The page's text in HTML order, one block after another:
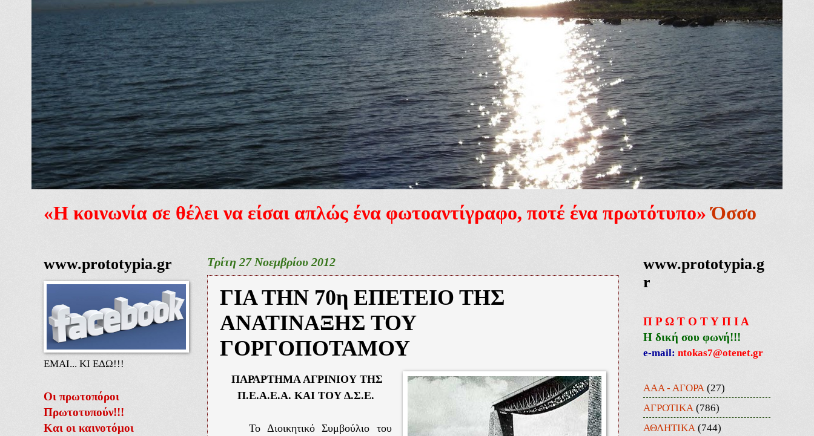
«Η κοινωνία σε θέλει να είσαι απλώς ένα φωτοαντίγραφο, ποτέ ένα πρωτότυπο» Όσσο
Τρίτη 27 Νοεμβρίου 2012
ΓΙΑ ΤΗΝ 70η ΕΠΕΤΕΙΟ ΤΗΣ
ΑΝΑΤΙΝΑΞΗΣ ΤΟΥ
ΓΟΡΓΟΠΟΤΑΜΟΥ
ΠΑΡΑΡΤΗΜΑ ΑΓΡΙΝΙΟΥ ΤΗΣ
Π.Ε.Α.Ε.Α. KAI TOY Δ.Σ.Ε.
Το Διοικητικό Συμβούλιο του
www.prototypia.gr
ΕΜΑΙ... ΚΙ ΕΔΩ!!!
Οι πρωτοπόροι
Πρωτοτυπούν!!!
Και οι καινοτόμοι
www.prototypia.g
r
Π Ρ Ω Τ Ο Τ Υ Π Ι Α
Η δική σου φωνή!!!
e-mail: ntokas7@otenet.gr
ΑΑΑ - ΑΓΟΡΑ (27)
ΑΓΡΟΤΙΚΑ (786)
ΑΘΛΗΤΙΚΑ (744)